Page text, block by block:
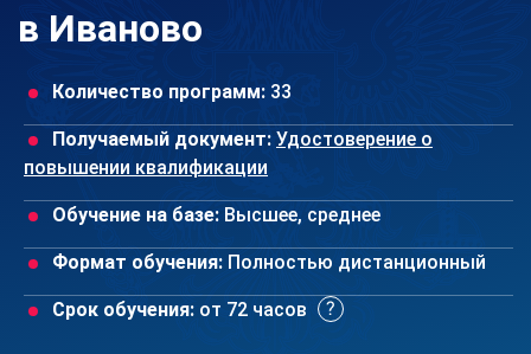
в Иваново
Количество программ: 33
Получаемый документ: Удостоверение о
повышении квалификации
Обучение на базе: Высшее, среднее
Формат обучения: Полностью дистанционный
Срок обучения: от 72 часов